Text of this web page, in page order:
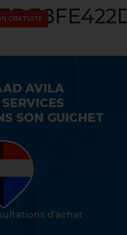
GRATUITE
AVILA
SON GUICHET
d’achat